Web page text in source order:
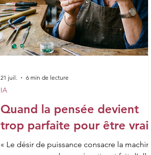
Quand la pensée devient
trop parfaite pour être vraie
« Le désir de puissance consacre la machine
IA
21 juil. 6 min de lecture